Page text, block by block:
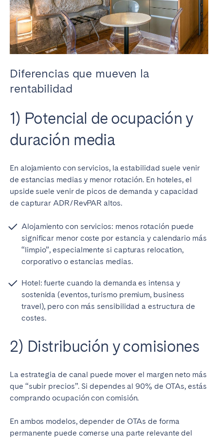
Diferencias que mueven la
rentabilidad
1) Potencial de ocupación y
duración media
En alojamiento con servicios, la estabilidad suele venir
de estancias medias y menor rotación. En hoteles, el
upside suele venir de picos de demanda y capacidad
de capturar ADR/RevPAR altos.
Alojamiento con servicios: menos rotación puede
significar menor coste por estancia y calendario más
“limpio”, especialmente si capturas relocation,
corporativo o estancias medias.
Hotel: fuerte cuando la demanda es intensa y
sostenida (eventos, turismo premium, business
travel), pero con más sensibilidad a estructura de
costes.
2) Distribución y comisiones
La estrategia de canal puede mover el margen neto más
que “subir precios”. Si dependes al 90% de OTAs, estás
comprando ocupación con comisión.
En ambos modelos, depender de OTAs de forma
permanente puede comerse una parte relevante del